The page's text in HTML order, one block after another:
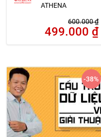
ATHENA
600.000₫
499.000 ₫
-38%